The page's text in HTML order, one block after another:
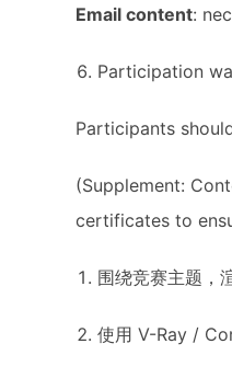
Email content:
Participation
Participants
(Supplement:
certificates to
围绕竞赛主题，
使用 V-Ray /